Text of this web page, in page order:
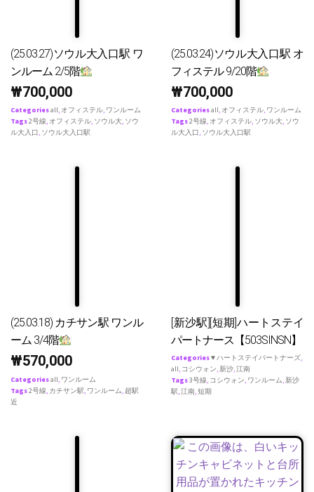
(25.03.27)ソウル大入口駅 ワ
ンルーム 2/5階
₩700,000
Categoriesall, オフィステル, ワンルーム
Tags2号線, オフィステル, ソウル大, ソウ
ル大入口, ソウル大入口駅
(25.03.24)ソウル大入口駅 オ
フィステル 9/20階
₩700,000
Categoriesall, オフィステル, ワンルーム
Tags2号線, オフィステル, ソウル大, ソウ
ル大入口, ソウル大入口駅
(25.03.18) カチサン駅 ワンル
ーム 3/4階
₩570,000
Categoriesall, ワンルーム
Tags2号線, カチサン駅, ワンルーム, 超駅
近
[新沙駅][短期]ハートステイ
パートナース【503SINSN】
Categories♥ ハートステイパートナーズ,
all, コシウォン,新沙,江南
Tags3号線, コシウォン, ワンルーム,新沙
駅,江南,短期